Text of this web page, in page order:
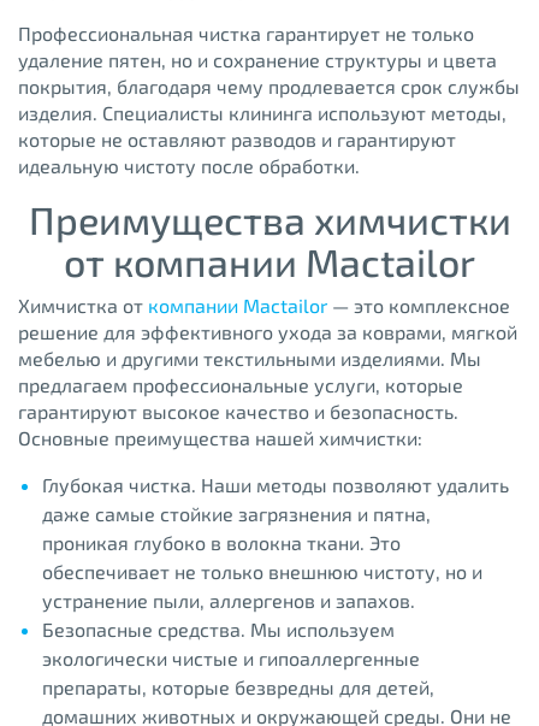
Профессиональная чистка гарантирует не только
удаление пятен, но и сохранение структуры и цвета
покрытия, благодаря чему продлевается срок службы
изделия. Специалисты клининга используют методы,
которые не оставляют разводов и гарантируют
идеальную чистоту после обработки.
Преимущества химчистки
от компании Mactailor
Химчистка от компании Mactailor — это комплексное
решение для эффективного ухода за коврами, мягкой
мебелью и другими текстильными изделиями. Мы
предлагаем профессиональные услуги, которые
гарантируют высокое качество и безопасность.
Основные преимущества нашей химчистки:
Глубокая чистка. Наши методы позволяют удалить
даже самые стойкие загрязнения и пятна,
проникая глубоко в волокна ткани. Это
обеспечивает не только внешнюю чистоту, но и
устранение пыли, аллергенов и запахов.
Безопасные средства. Мы используем
экологически чистые и гипоаллергенные
препараты, которые безвредны для детей,
домашних животных и окружающей среды. Они не